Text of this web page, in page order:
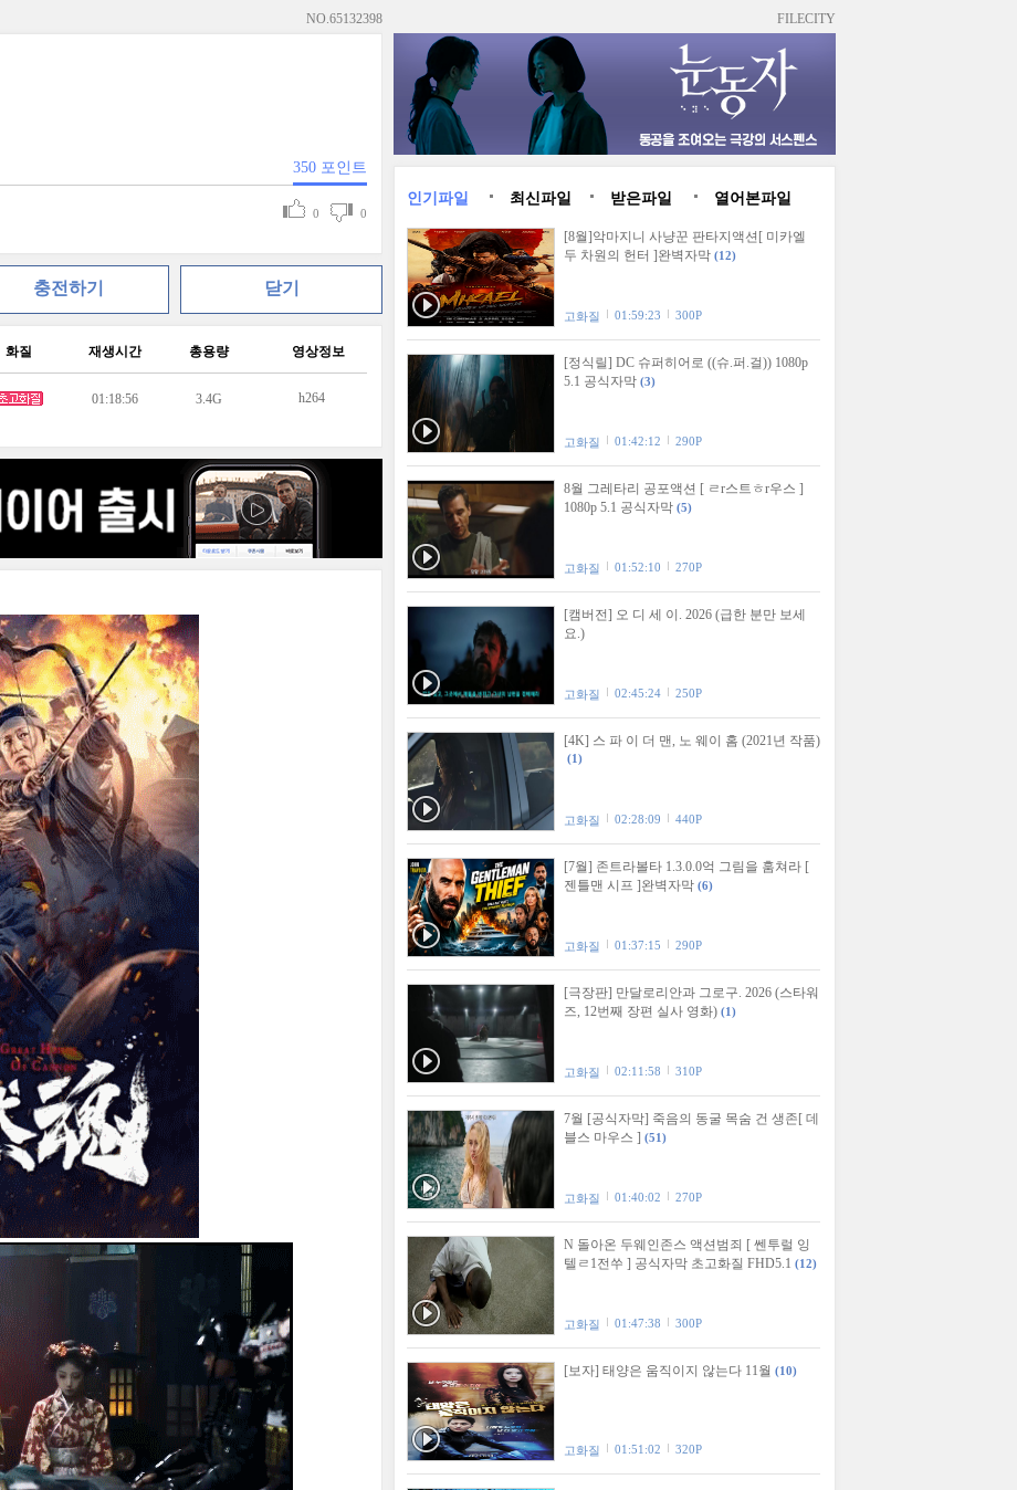
NO.65132398
350 포인트
0 0
충전하기 닫기
화질 재생시간 총용량 영상정보
01:18:56 3.4G h264
FILECITY
인기파일 최신파일 받은파일 열어본파일
[8월]악마지니 사냥꾼 판타지액션[ 미카엘
두 차원의 헌터 ]완벽자막 (12)
고화질 01:59:23 300P
[정식릴] DC 슈퍼히어로 ((슈.퍼.걸)) 1080p
5.1 공식자막 (3)
고화질 01:42:12 290P
8월 그레타리 공포액션 [ ㄹr스트ㅎr우스 ]
1080p 5.1 공식자막 (5)
고화질 01:52:10 270P
[캠버전] 오 디 세 이. 2026 (급한 분만 보세
요.)
고화질 02:45:24 250P
[4K] 스 파 이 더 맨, 노 웨이 홈 (2021년 작품)
(1)
고화질 02:28:09 440P
[7월] 존트라볼타 1.3.0.0억 그림을 훔쳐라 [
젠틀맨 시프 ]완벽자막 (6)
고화질 01:37:15 290P
[극장판] 만달로리안과 그로구. 2026 (스타워
즈, 12번째 장편 실사 영화) (1)
고화질 02:11:58 310P
7월 [공식자막] 죽음의 동굴 목숨 건 생존[ 데
블스 마우스 ] (51)
고화질 01:40:02 270P
N 돌아온 두웨인존스 액션범죄 [ 쎈투럴 잉
텔ㄹ1전쑤 ] 공식자막 초고화질 FHD5.1 (12)
고화질 01:47:38 300P
[보자] 태양은 움직이지 않는다 11월 (10)
고화질 01:51:02 320P